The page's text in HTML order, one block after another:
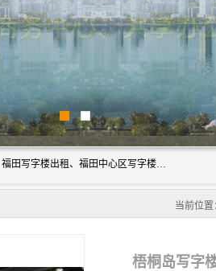
深圳鑫企通投资发展有限公司主营业务：宝安写字楼出租、车公庙写字楼出租、福田写字楼出租、福田中心区写字楼出租、光明写字楼出租、后海写字楼出租、科技园写字楼出租、南山写字楼出租等。公司专注为写字楼提供整体解决方案的化服务，依托于长期的写字楼线下运营经验和积累，以及丰富的互联网从业经验，拥有完善的服务架构体系、丰富的行业经验、与充分的销售资源。
当前位置
梧桐岛写字